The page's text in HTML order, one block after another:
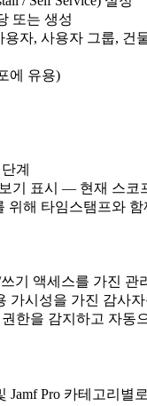
또는 생성
자, 사용자 그룹, 건
에 유용)
계
기 표시 — 현재 스
위해 타임스탬프와
기 액세스를 가진 관
가시성을 가진 감사
한을 감지하고 자동
Jamf Pro 카테고리별